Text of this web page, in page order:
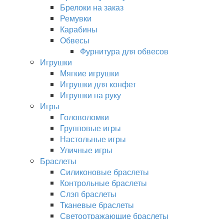
Брелоки на заказ
Ремувки
Карабины
Обвесы
Фурнитура для обвесов
Игрушки
Мягкие игрушки
Игрушки для конфет
Игрушки на руку
Игры
Головоломки
Групповые игры
Настольные игры
Уличные игры
Браслеты
Силиконовые браслеты
Контрольные браслеты
Слэп браслеты
Тканевые браслеты
Светоотражающие браслеты